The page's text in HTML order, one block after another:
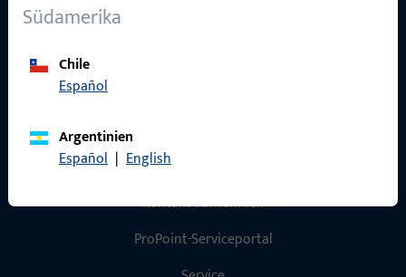
Südamerika
Chile
Español
Argentinien
Español | English
Kontakt aufnehmen
ProPoint-Serviceportal